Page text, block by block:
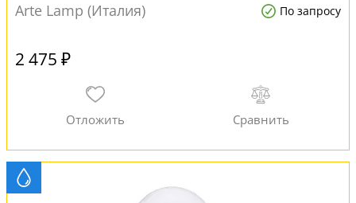
Arte Lamp (Италия)
По запросу
2 475 ₽